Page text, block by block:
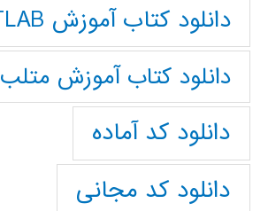
دانلود کتاب آموزش MATLAB
دانلود کتاب آموزش متلب
دانلود کد آماده
دانلود کد مجانی